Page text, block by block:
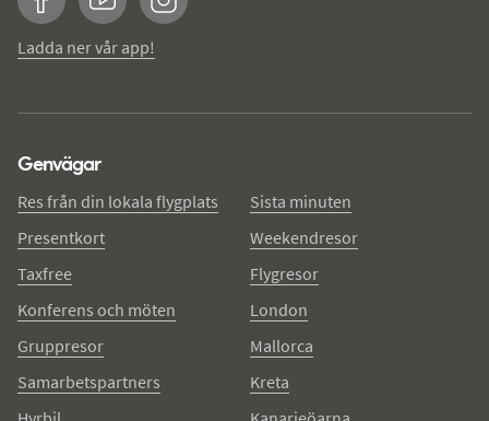
FacebookYouTubeInstagram
Ladda ner vår app!
Genvägar
Res från din lokala flygplats
Presentkort
Taxfree
Konferens och möten
Gruppresor
Samarbetspartners
Sista minuten
Weekendresor
Flygresor
London
Mallorca
Kreta